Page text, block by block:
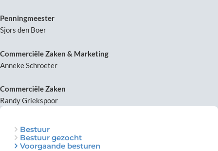
Penningmeester
Sjors den Boer
Commerciële Zaken & Marketing
Anneke Schroeter
Commerciële Zaken
Randy Griekspoor
Bestuur
Bestuur gezocht
Voorgaande besturen